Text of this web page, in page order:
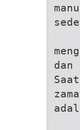
dan